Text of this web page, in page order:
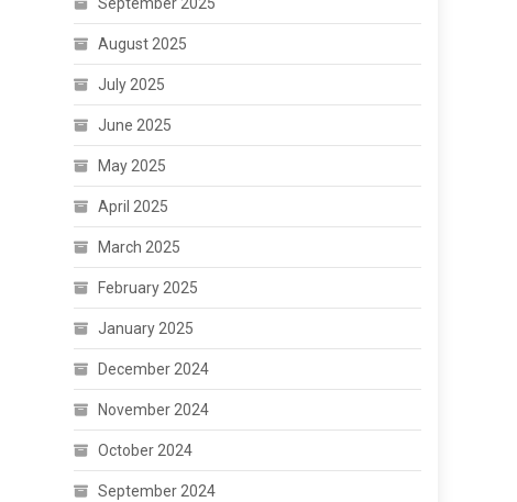
September 2025
August 2025
July 2025
June 2025
May 2025
April 2025
March 2025
February 2025
January 2025
December 2024
November 2024
October 2024
September 2024